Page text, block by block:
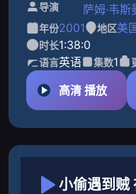
导演 萨姆·韦斯
年份2001 地区美
时长1:38:0
语言英语 集数1
高清 播放
小偷遇到贼